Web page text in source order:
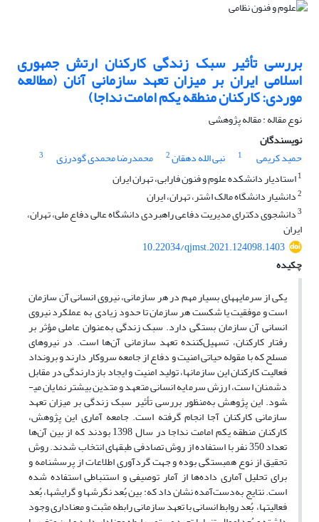
بررسی تأثیر سبک زندگی کارکنان ارتش جمهوری
اسلامی ایران بر میزان تعهد سازمانی آنان (مطالعه
موردی: کارکنان منطقه یکم امامت نداجا)
نوع مقاله : مقاله پژوهشی
نویسندگان
حمید کریمی
1 نبی الله دهقان2 محمدرضا محمدی گودرزی
3
1استادیار دانشکده علوم و فنون فارابی، تهران ایران
2دانشیار دانشگاه مالک اشتر، تهران، ایران
3دانشجوی دکترای مدیریت دفاعی راهبردی دانشگاه عالی دفاع ملی، تهران،
ایران
10.22034/qjmst.2021.124098.1403
چکیده
یکی از سرمایه­های بسیار مهم در هر سازمانی، نیروی انسانی آن سازمان
است و موفقیت یا شکست هر سازمان تا حدود زیادی به عملکرد نیروی
انسانی آن سازمان بستگی دارد. سبک زندگی به‌عنوان عاملی مؤثر بر
رفتار کارکنان، تسهیل‌کننده تعهد سازمانی آن‌ها است. در نیروهای
مسلح که با مقوله حیاتی امنیت و دفاع از جامعه سروکار دارند و برونداد
فعالیت کارکنان این سازمان­ها، تولید امنیت و ایجاد بازدارندگی در مقابل
دشمنان است، ارزش سرمایه انسانی متعهد و متدین بیشتر نمایان می­
شود.این پژوهش به‌منظور بررسی تأثیر سبک زندگی بر میزان تعهد
سازمانی کارکنان آجا انجام گرفته است. جامعه آماری این پژوهش،
کارکنان منطقه یکم امامت نداجا در سال 1398 بودند که از بین آن‌ها
تعداد 350 نفر با استفاده از روش تصادفی طبقه­ای انتخاب شدند. روش
تحقیق از نوع همبستگی بوده و جهت گردآوری اطلاعات از پرسش­نامه­ و
برای تحلیل آماری داده‌ها از آمار توصیفی و استنباطی استفاده شده
است. نتایج به‌دست‌آمده نشان داد که: بین بُعد نگرش­ها و گرایش­ها، بُعد
فعالیت­ها، بُعد روابط انسانی با تعهد سازمانی رابطه مثبت و معناداری وجود